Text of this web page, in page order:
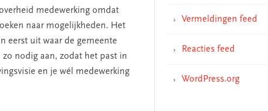
medewerking omdat
naar mogelijkheden. Het
eerst uit waar de gemeente
nodig aan, zodat het past in
en je wél medewerking
Vermeldingen feed
Reacties feed
WordPress.org